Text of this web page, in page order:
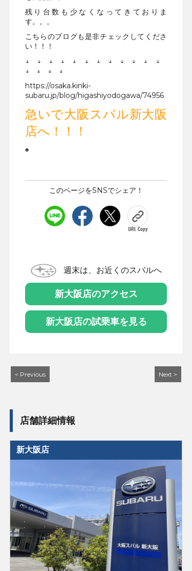
残り台数も少なくなってきておりま
す。。。
こちらのブログも是非チェックしてくださ
い！！！
↓ ↓ ↓ ↓ ↓ ↓ ↓ ↓ ↓ ↓ ↓ ↓
↓ ↓ ↓ ↓
https://osaka.kinki-
subaru.jp/blog/higashiyodogawa/74956
急いで大阪スバル新大阪
店へ！！！
♣
このページをSNSでシェア！
週末は、お近くのスバルへ
新大阪店のアクセス
新大阪店の試乗車を見る
< Previous Next >
店舗詳細情報
新大阪店